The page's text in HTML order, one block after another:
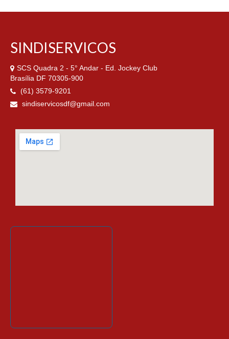
SINDISERVICOS
SCS Quadra 2 - 5° Andar - Ed. Jockey Club
Brasília DF 70305-900
(61) 3579-9201
sindiservicosdf@gmail.com